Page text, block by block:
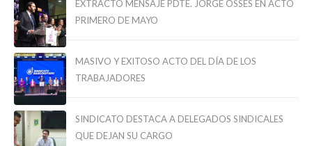
EXTRACTO MENSAJE PDTE. JORGE OSSES EN ACTO
PRIMERO DE MAYO
MASIVO Y EXITOSO ACTO DEL DÍA DE LOS
TRABAJADORES
SINDICATO DESTACA A DELEGADOS SINDICALES
QUE DEJAN SU CARGO